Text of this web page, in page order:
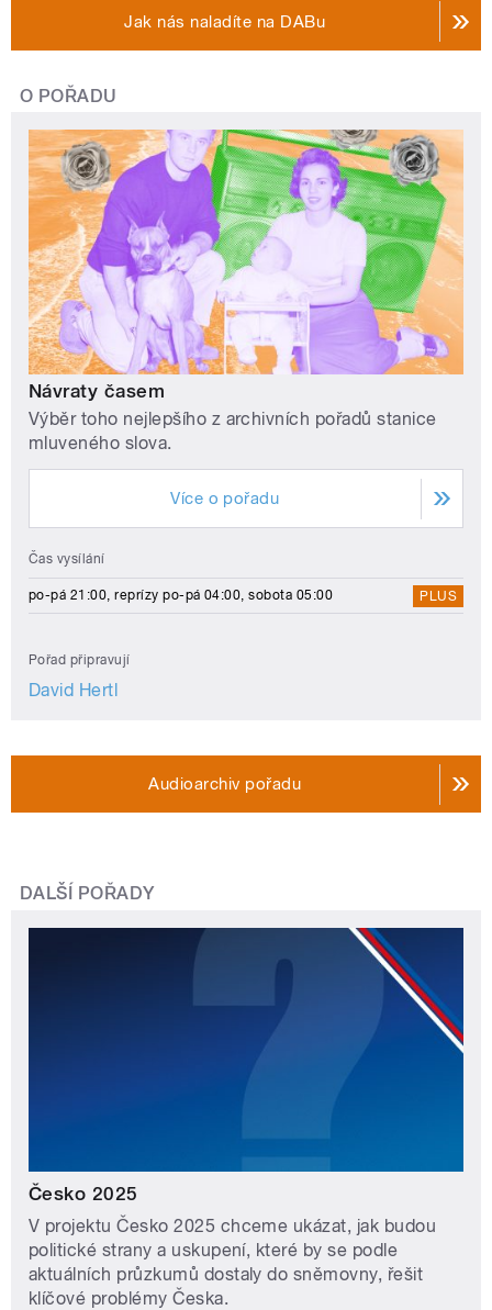
Jak nás naladíte na DABu
O POŘADU
Návraty časem
Výběr toho nejlepšího z archivních pořadů stanice
mluveného slova.
Více o pořadu
Čas vysílání
po-pá 21:00, reprízy po-pá 04:00, sobota 05:00 PLUS
Pořad připravují
David Hertl
Audioarchiv pořadu
DALŠÍ POŘADY
Česko 2025
V projektu Česko 2025 chceme ukázat, jak budou
politické strany a uskupení, které by se podle
aktuálních průzkumů dostaly do sněmovny, řešit
klíčové problémy Česka.